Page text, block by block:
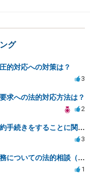
グ
的対応への対策は？
3
求への法的対応方法は？
2
連帯保証人が本人確定前に賃貸解約手続きをすることに関して
3
借家退去後の建物解体費用負担義務についての法的相談（補足説明修正）
1